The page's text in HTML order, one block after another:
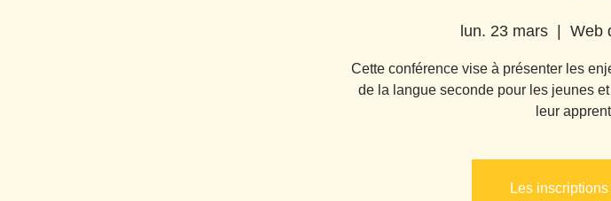
lun. 23 mars
  |
Web
Cette conférence vise à présenter les
de la langue seconde pour les jeunes
leur
Les